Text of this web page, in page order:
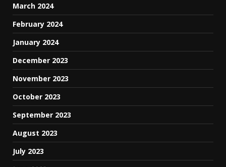
March 2024
February 2024
January 2024
December 2023
November 2023
October 2023
September 2023
August 2023
July 2023